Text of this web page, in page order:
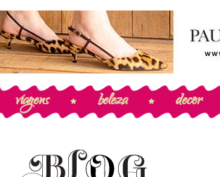
viagens beleza decor